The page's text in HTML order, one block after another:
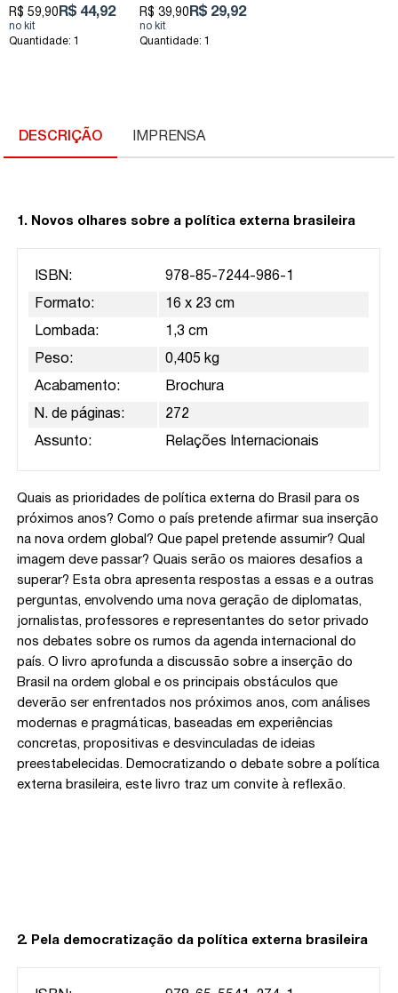
Brasileira
R$ 59,90 R$ 44,92
Quantidade: 1
externa brasileira
R$ 39,90 R$ 29,92
Quantidade: 1
DESCRIÇÃO IMPRENSA
1. Novos olhares sobre a política externa brasileira
ISBN: 978-85-7244-986-1
Formato: 16 x 23 cm
Lombada: 1,3 cm
Peso: 0,405 kg
Acabamento: Brochura
N. de páginas: 272
Assunto: Relações Internacionais
Quais as prioridades de política externa do Brasil para os
próximos anos? Como o país pretende afirmar sua inserção
na nova ordem global? Que papel pretende assumir? Qual
imagem deve passar? Quais serão os maiores desafios a
superar? Esta obra apresenta respostas a essas e a outras
perguntas, envolvendo uma nova geração de diplomatas,
jornalistas, professores e representantes do setor privado
nos debates sobre os rumos da agenda internacional do
país. O livro aprofunda a discussão sobre a inserção do
Brasil na ordem global e os principais obstáculos que
deverão ser enfrentados nos próximos anos, com análises
modernas e pragmáticas, baseadas em experiências
concretas, propositivas e desvinculadas de ideias
preestabelecidas. Democratizando o debate sobre a política
externa brasileira, este livro traz um convite à reflexão.
2. Pela democratização da política externa brasileira